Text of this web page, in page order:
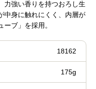
力強い香りを持つおろし生
中身に触れにくく、内層が
ブ」を採用。
18162
175g